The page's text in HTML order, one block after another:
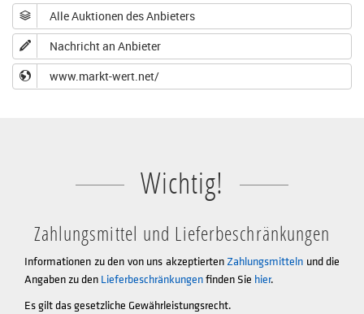
Alle Auktionen des Anbieters
Nachricht an Anbieter
www.markt-wert.net/
Wichtig!
Zahlungsmittel und Lieferbeschränkungen
Informationen zu den von uns akzeptierten Zahlungsmitteln und die
Angaben zu den Lieferbeschränkungenfinden Sie hier.
Es gilt das gesetzliche Gewährleistungsrecht.